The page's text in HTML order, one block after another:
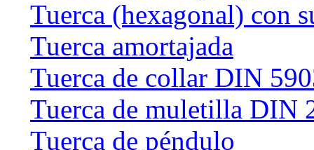
Tuerca (hexagonal) con
Tuerca amortajada
Tuerca de collar DIN
Tuerca de muletilla DIN
Tuerca de péndulo